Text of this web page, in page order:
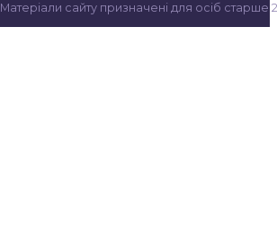
Матеріали сайту призначені для осіб старше